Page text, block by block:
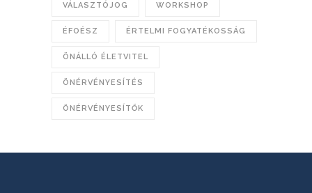
VÁLASZTÓJOG WORKSHOP
ÉFOÉSZ ÉRTELMI FOGYATÉKOSSÁG
ÖNÁLLÓ ÉLETVITEL
ÖNÉRVÉNYESÍTÉS
ÖNÉRVÉNYESÍTŐK